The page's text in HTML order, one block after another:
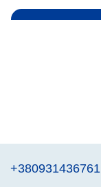
+380931436761